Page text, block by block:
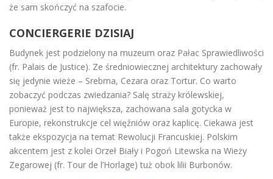
że sam skończyć na szafocie.
CONCIERGERIE DZISIAJ
Budynek jest podzielony na muzeum oraz Pałac Sprawiedliwości
(fr. Palais de Justice). Ze średniowiecznej architektury zachowały
się jedynie wieże – Srebrna, Cezara oraz Tortur. Co warto
zobaczyć podczas zwiedzania? Salę straży królewskiej,
ponieważ jest to największa, zachowana sala gotycka w
Europie, rekonstrukcje cel więźniów oraz kaplicę. Ciekawa jest
także ekspozycja na temat Rewolucji Francuskiej. Polskim
akcentem jest z kolei Orzeł Biały i Pogoń Litewska na Wieży
Zegarowej (fr. Tour de l’Horlage) tuż obok lilii Burbonów.